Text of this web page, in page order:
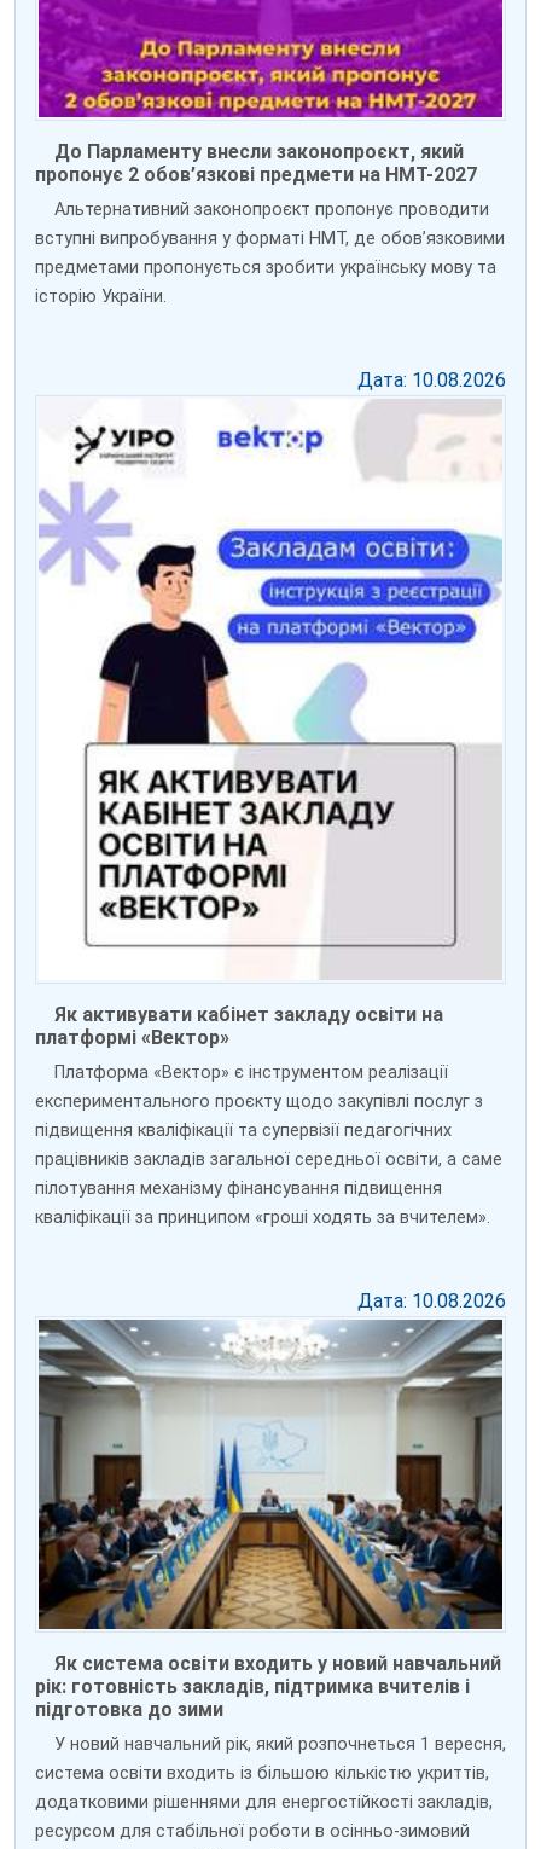
До Парламенту внесли законопроєкт, який
пропонує 2 обов’язкові предмети на НМТ-2027
Альтернативний законопроєкт пропонує проводити
вступні випробування у форматі НМТ, де обов’язковими
предметами пропонується зробити українську мову та
історію України.
Дата: 10.08.2026
Як активувати кабінет закладу освіти на
платформі «Вектор»
Платформа «Вектор» є інструментом реалізації
експериментального проєкту щодо закупівлі послуг з
підвищення кваліфікації та супервізії педагогічних
працівників закладів загальної середньої освіти, а саме
пілотування механізму фінансування підвищення
кваліфікації за принципом «гроші ходять за вчителем».
Дата: 10.08.2026
Як система освіти входить у новий навчальний
рік: готовність закладів, підтримка вчителів і
підготовка до зими
У новий навчальний рік, який розпочнеться 1 вересня,
система освіти входить із більшою кількістю укриттів,
додатковими рішеннями для енергостійкості закладів,
ресурсом для стабільної роботи в осінньо-зимовий